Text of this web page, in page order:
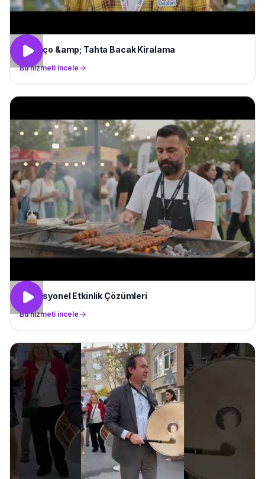
Palyaço &amp; Tahta Bacak Kiralama
Bu hizmeti incele
Profesyonel Etkinlik Çözümleri
Bu hizmeti incele